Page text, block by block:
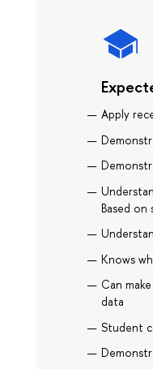
Apply
Based
Knows
Can
data
Student